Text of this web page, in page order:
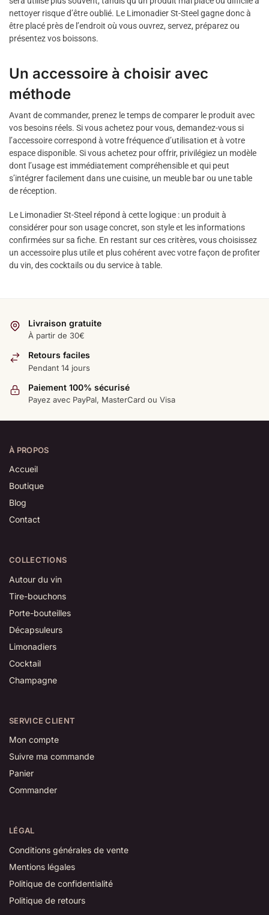
nettoyer risque d’être oublié. Le Limonadier St-Steel gagne donc à
être placé près de l’endroit où vous ouvrez, servez, préparez ou
présentez vos boissons.
Un accessoire à choisir avec
méthode
Avant de commander, prenez le temps de comparer le produit avec
vos besoins réels. Si vous achetez pour vous, demandez-vous si
l’accessoire correspond à votre fréquence d’utilisation et à votre
espace disponible. Si vous achetez pour offrir, privilégiez un modèle
dont l’usage est immédiatement compréhensible et qui peut
s’intégrer facilement dans une cuisine, un meuble bar ou une table
de réception.
Le Limonadier St-Steel répond à cette logique : un produit à
considérer pour son usage concret, son style et les informations
confirmées sur sa fiche. En restant sur ces critères, vous choisissez
un accessoire plus utile et plus cohérent avec votre façon de profiter
du vin, des cocktails ou du service à table.
Livraison gratuite
À partir de 30€
Retours faciles
Pendant 14 jours
Paiement 100% sécurisé
Payez avec PayPal, MasterCard ou Visa
À PROPOS
Accueil
Boutique
Blog
Contact
COLLECTIONS
Autour du vin
Tire-bouchons
Porte-bouteilles
Décapsuleurs
Limonadiers
Cocktail
Champagne
SERVICE CLIENT
Mon compte
Suivre ma commande
Panier
Commander
LÉGAL
Conditions générales de vente
Mentions légales
Politique de confidentialité
Politique de retours